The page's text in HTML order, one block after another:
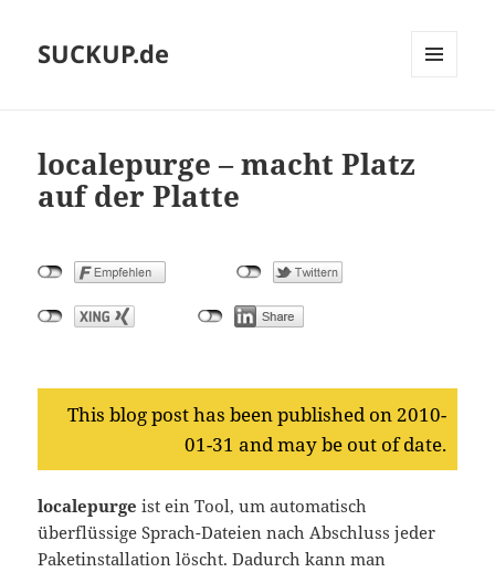
SUCKUP.de
localepurge – macht Platz
auf der Platte
This blog post has been published on 2010-
01-31 and may be out of date.
localepurge ist ein Tool, um automatisch
überflüssige Sprach-Dateien nach Abschluss jeder
Paketinstallation löscht. Dadurch kann man